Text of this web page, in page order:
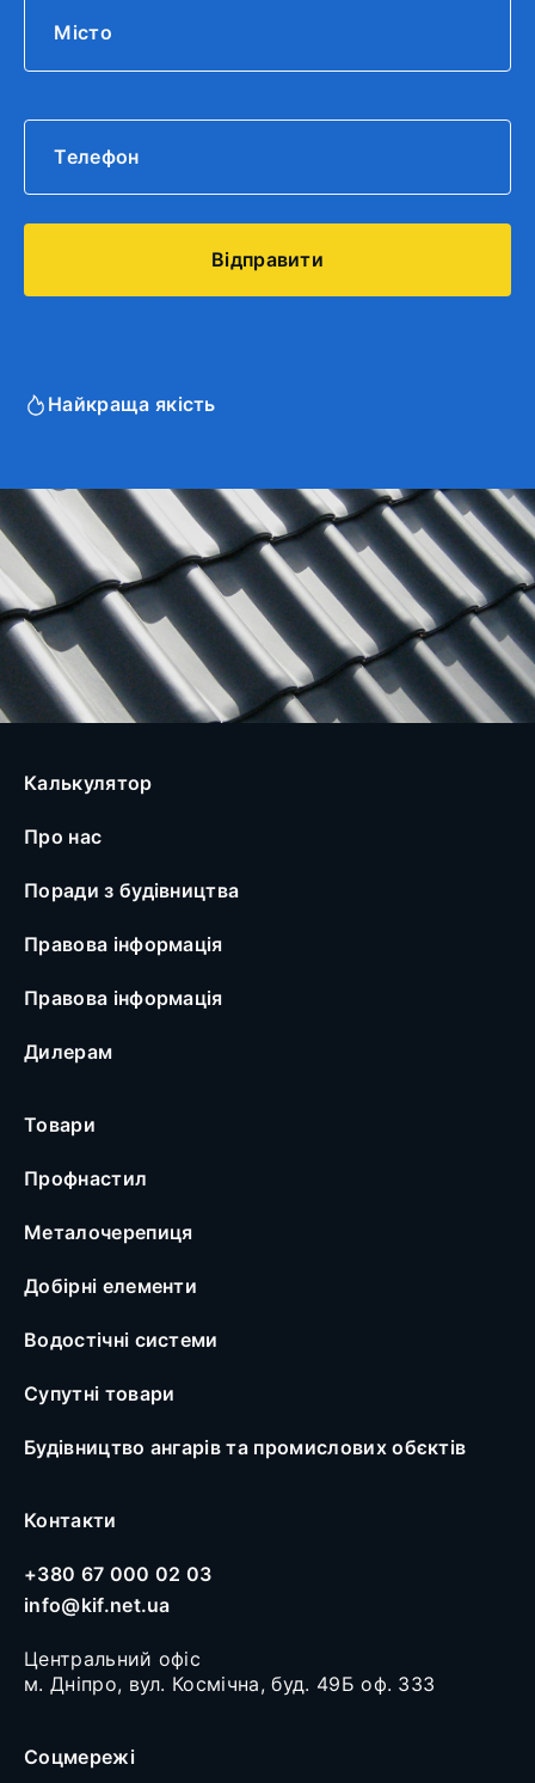
Найкраща якість
Калькулятор
Про нас
Поради з будівництва
Правова інформація
Правова інформація
Дилерам
Товари
Профнастил
Металочерепиця
Добірні елементи
Водостічні системи
Супутні товари
Будівництво ангарів та промислових обєктів
Контакти
+380 67 000 02 03
info@kif.net.ua
Центральний офіс
м. Дніпро, вул. Космічна, буд. 49Б оф. 333
Соцмережі